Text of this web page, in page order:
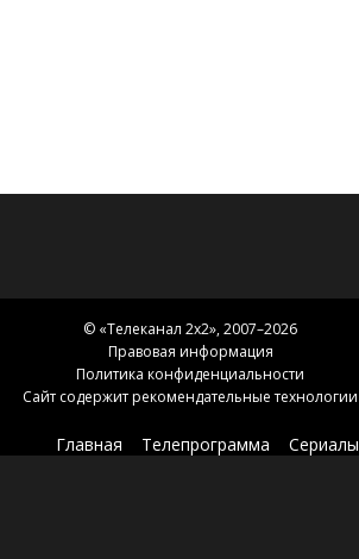
© «Телеканал 2x2», 2007–2026
Правовая информация
Политика конфиденциальности
Сайт содержит рекомендательные технологии
Главная Телепрограмма Сериалы